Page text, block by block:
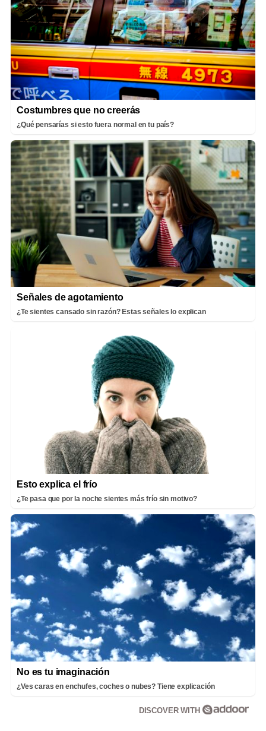
Costumbres que no creerás
¿Qué pensarías si esto fuera normal en tu país?
Señales de agotamiento
¿Te sientes cansado sin razón? Estas señales lo explican
Esto explica el frío
¿Te pasa que por la noche sientes más frío sin motivo?
No es tu imaginación
¿Ves caras en enchufes, coches o nubes? Tiene explicación
DISCOVER WITH